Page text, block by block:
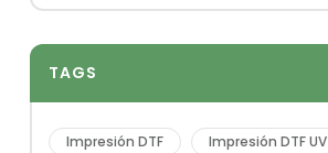
TAGS
Impresión DTF Impresión DTF UV